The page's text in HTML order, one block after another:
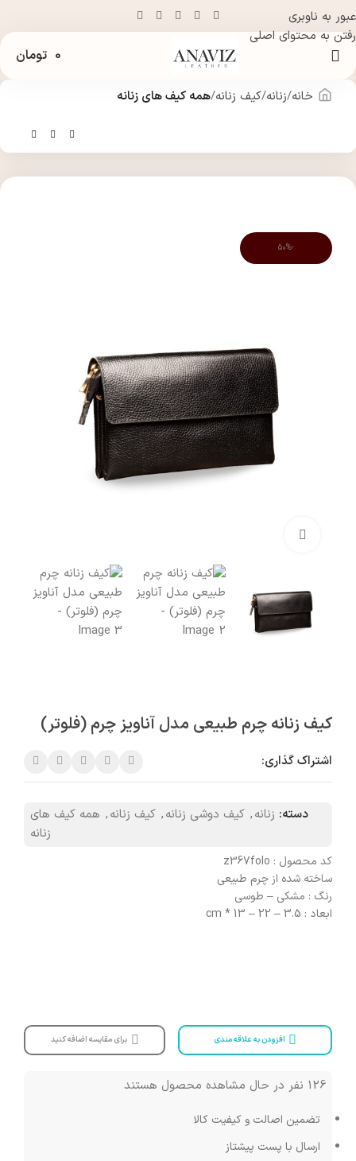
عبور به ناوبری
رفتن به محتوای اصلی
0 تومان
خانه زنانه کیف زنانه همه کیف های زنانه
-50%
کیف زنانه چرم طبیعی مدل آناویز چرم (فلوتر)
اشتراک گذاری:
دسته: زنانه, کیف دوشی زنانه, کیف زنانه, همه کیف های
زنانه
کد محصول : z367folo
ساخته شده از چرم طبیعی
رنگ : مشکی – طوسی
ابعاد : 3.5 – 22 – 13 * cm
افزودن به علاقه مندی برای مقایسه اضافه کنید
126 نفر در حال مشاهده محصول هستند
تضمین اصالت و کیفیت کالا
ارسال با پست پیشتاز